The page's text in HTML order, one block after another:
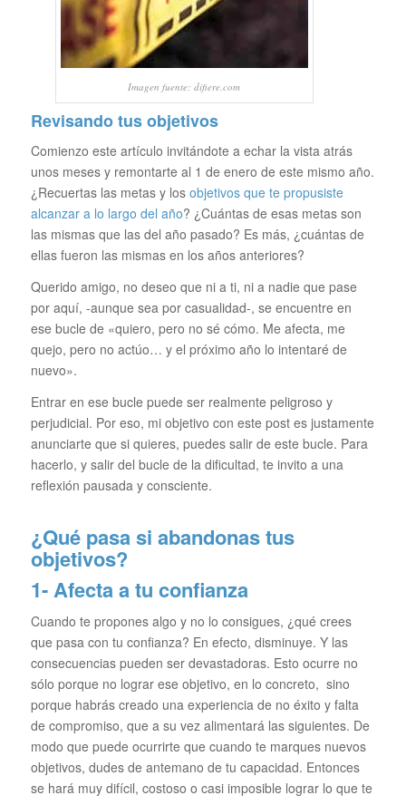
Imagen fuente: difiere.com
Revisando tus objetivos
Comienzo este artículo invitándote a echar la vista atrás
unos meses y remontarte al 1 de enero de este mismo año.
¿Recuertas las metas y los objetivos que te propusiste
alcanzar a lo largo del año? ¿Cuántas de esas metas son
las mismas que las del año pasado? Es más, ¿cuántas de
ellas fueron las mismas en los años anteriores?
Querido amigo, no deseo que ni a ti, ni a nadie que pase
por aquí, -aunque sea por casualidad-, se encuentre en
ese bucle de «quiero, pero no sé cómo. Me afecta, me
quejo, pero no actúo… y el próximo año lo intentaré de
nuevo».
Entrar en ese bucle puede ser realmente peligroso y
perjudicial. Por eso, mi objetivo con este post es justamente
anunciarte que si quieres, puedes salir de este bucle. Para
hacerlo, y salir del bucle de la dificultad, te invito a una
reflexión pausada y consciente.
¿Qué pasa si abandonas tus
objetivos?
1- Afecta a tu confianza
Cuando te propones algo y no lo consigues, ¿qué crees
que pasa con tu confianza? En efecto, disminuye. Y las
consecuencias pueden ser devastadoras. Esto ocurre no
sólo porque no lograr ese objetivo, en lo concreto, sino
porque habrás creado una experiencia de no éxito y falta
de compromiso, que a su vez alimentará las siguientes. De
modo que puede ocurrirte que cuando te marques nuevos
objetivos, dudes de antemano de tu capacidad. Entonces
se hará muy difícil, costoso o casi imposible lograr lo que te